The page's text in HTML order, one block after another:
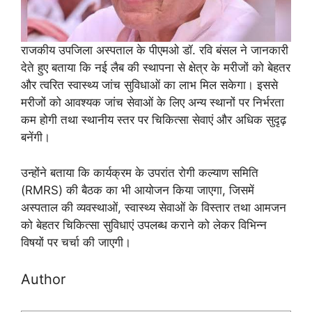
राजकीय उपजिला अस्पताल के पीएमओ डॉ. रवि बंसल ने जानकारी
देते हुए बताया कि नई लैब की स्थापना से क्षेत्र के मरीजों को बेहतर
और त्वरित स्वास्थ्य जांच सुविधाओं का लाभ मिल सकेगा। इससे
मरीजों को आवश्यक जांच सेवाओं के लिए अन्य स्थानों पर निर्भरता
कम होगी तथा स्थानीय स्तर पर चिकित्सा सेवाएं और अधिक सुदृढ़
बनेंगी।
उन्होंने बताया कि कार्यक्रम के उपरांत रोगी कल्याण समिति
(RMRS) की बैठक का भी आयोजन किया जाएगा, जिसमें
अस्पताल की व्यवस्थाओं, स्वास्थ्य सेवाओं के विस्तार तथा आमजन
को बेहतर चिकित्सा सुविधाएं उपलब्ध कराने को लेकर विभिन्न
विषयों पर चर्चा की जाएगी।
Author